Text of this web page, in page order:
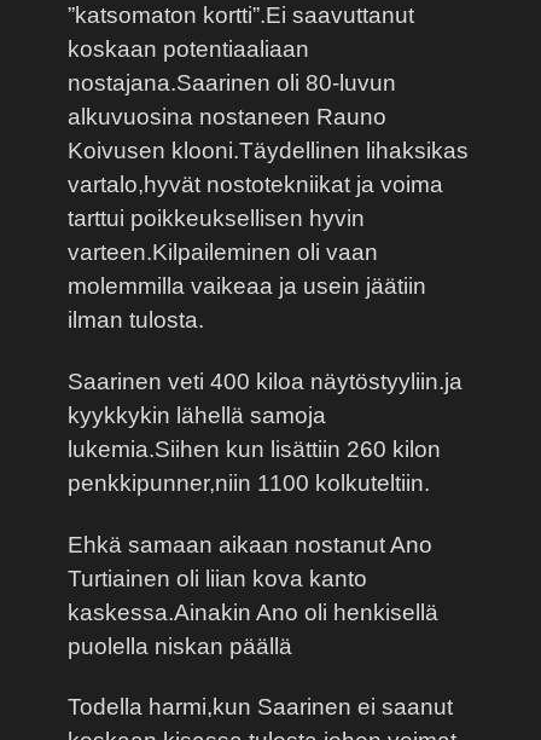
”katsomaton kortti”.Ei saavuttanut
koskaan potentiaaliaan
nostajana.Saarinen oli 80-luvun
alkuvuosina nostaneen Rauno
Koivusen klooni.Täydellinen lihaksikas
vartalo,hyvät nostotekniikat ja voima
tarttui poikkeuksellisen hyvin
varteen.Kilpaileminen oli vaan
molemmilla vaikeaa ja usein jäätiin
ilman tulosta.
Saarinen veti 400 kiloa näytöstyyliin.ja
kyykkykin lähellä samoja
lukemia.Siihen kun lisättiin 260 kilon
penkkipunner,niin 1100 kolkuteltiin.
Ehkä samaan aikaan nostanut Ano
Turtiainen oli liian kova kanto
kaskessa.Ainakin Ano oli henkisellä
puolella niskan päällä
Todella harmi,kun Saarinen ei saanut